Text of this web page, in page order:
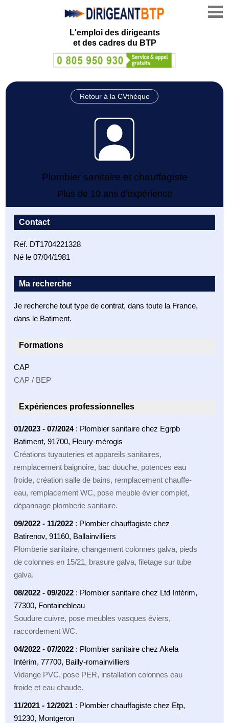
L'emploi des dirigeants
et des cadres du BTP
Retour à la CVthèque
Plombier sanitaire et chauffagiste
Plus de 10 ans d'expérience
Contact
Réf. DT1704221328
Né le 07/04/1981
Ma recherche
Je recherche tout type de contrat, dans toute la France,
dans le Batiment.
Formations
CAP
CAP / BEP
Expériences professionnelles
01/2023 - 07/2024: Plombier sanitaire chez Egrpb
Batiment, 91700, Fleury-mérogis
Créations tuyauteries et appareils sanitaires,
remplacement baignoire, bac douche, potences eau
froide, création salle de bains, remplacement chauffe-
eau, remplacement WC, pose meuble évier complet,
dépannage plomberie sanitaire.
09/2022 - 11/2022 : Plombier chauffagiste chez
Batirenov, 91160, Ballainvilliers
Plomberie sanitaire, changement colonnes galva, pieds
de colonnes en 15/21, brasure galva, filetage sur tube
galva.
08/2022 - 09/2022 : Plombier sanitaire chez Ltd Intérim,
77300, Fontainebleau
Soudure cuivre, pose meubles vasques éviers,
raccordement WC.
04/2022 - 07/2022 : Plombier sanitaire chez Akela
Intérim, 77700, Bailly-romainvilliers
Vidange PVC, pose PER, installation colonnes eau
froide et eau chaude.
11/2021 - 12/2021 : Plombier chauffagiste chez Etp,
91230, Montgeron